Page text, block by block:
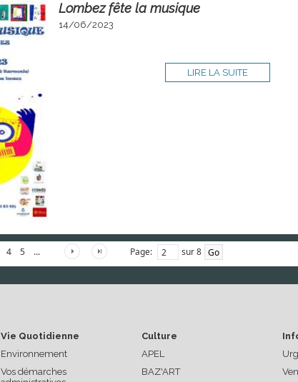
Lombez fête la musique
14/06/2023
LIRE LA SUITE
4 5 ... Page: sur 8
Vie Quotidienne
Environnement
Vos démarches
Culture
APEL
BAZ'ART